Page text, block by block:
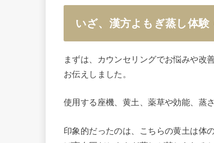
いざ、漢方よもぎ蒸し体験
まずは、カウンセリングでお悩みや改
お伝えしました。
使用する座機、黄土、薬草や効能、蒸
印象的だったのは、こちらの黄土は体